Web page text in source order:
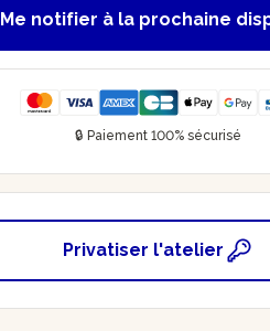
Me notifier à la prochaine
🔒 Paiement 100% sécurisé
Privatiser l'atelier